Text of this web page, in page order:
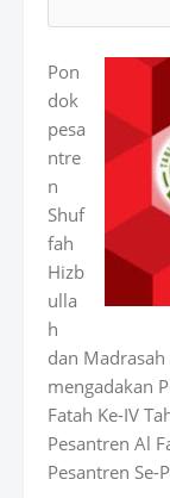
Pon
dok
pesa
ntre
n
Shuf
fah
Hizb
ulla
h
dan
mengadakan
Fatah Ke-IV
Pesantren Al
Pesantren Se-